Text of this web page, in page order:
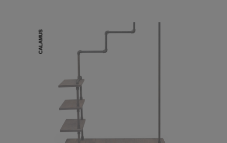
CALAMUS